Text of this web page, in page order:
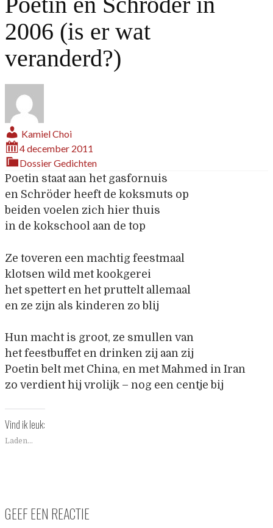
2006 (is er wat
veranderd?)
Kamiel Choi
4 december 2011
DossierGedichten
Poetin staat aan het gasfornuis
en Schröder heeft de koksmuts op
beiden voelen zich hier thuis
in de kokschool aan de top
Ze toveren een machtig feestmaal
klotsen wild met kookgerei
het spettert en het pruttelt allemaal
en ze zijn als kinderen zo blij
Hun macht is groot, ze smullen van
het feestbuffet en drinken zij aan zij
Poetin belt met China, en met Mahmed in Iran
zo verdient hij vrolijk – nog een centje bij
Vind ik leuk:
Laden...
GEEF EEN REACTIE